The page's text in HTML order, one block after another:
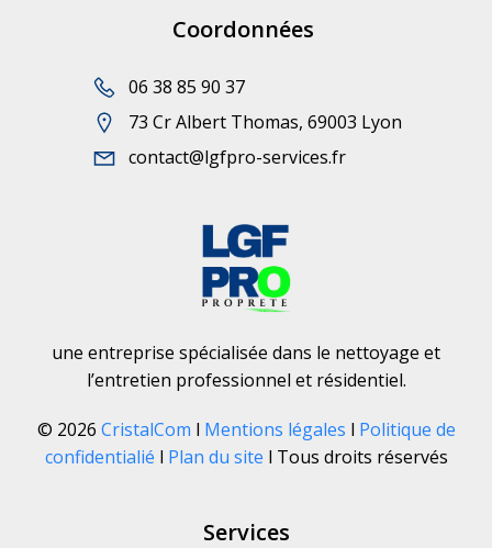
Coordonnées
06 38 85 90 37
73 Cr Albert Thomas, 69003 Lyon
contact@lgfpro-services.fr
une entreprise spécialisée dans le nettoyage et
l’entretien professionnel et résidentiel.
© 2026 CristalCom l Mentions légales l Politique de
confidentialié l Plan du site l Tous droits réservés
Services